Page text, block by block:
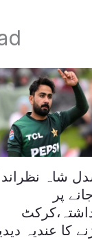
شاہ
پر
کا عندیہ